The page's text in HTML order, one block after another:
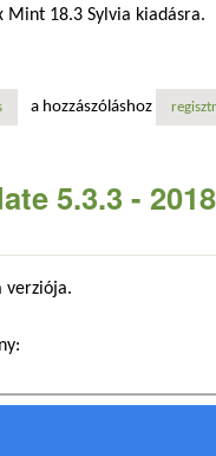
Mint 18.3 Sylvia kiadásra.
a 18.3 kiadásra
a hozzászóláshoz
5.3.3 -
verziója.